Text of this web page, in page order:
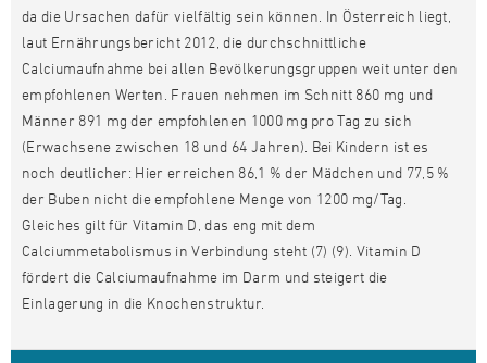
da die Ursachen dafür vielfältig sein können. In Österreich liegt,
laut Ernährungsbericht 2012, die durchschnittliche
Calciumaufnahme bei allen Bevölkerungsgruppen weit unter den
empfohlenen Werten. Frauen nehmen im Schnitt 860 mg und
Männer 891 mg der empfohlenen 1000 mg pro Tag zu sich
(Erwachsene zwischen 18 und 64 Jahren). Bei Kindern ist es
noch deutlicher: Hier erreichen 86,1 % der Mädchen und 77,5 %
der Buben nicht die empfohlene Menge von 1200 mg/Tag.
Gleiches gilt für Vitamin D, das eng mit dem
Calciummetabolismus in Verbindung steht (7) (9). Vitamin D
fördert die Calciumaufnahme im Darm und steigert die
Einlagerung in die Knochenstruktur.